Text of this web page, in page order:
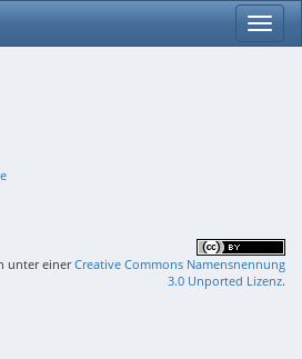
unter einerCreative Commons Namensnennung
3.0 Unported Lizenz.